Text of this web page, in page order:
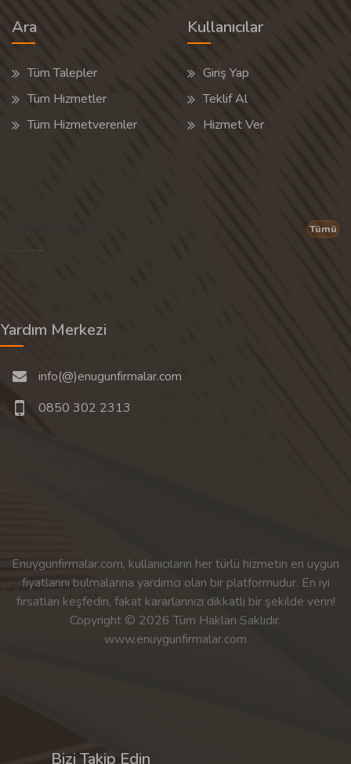
Ara
Tüm Talepler
Tüm Hizmetler
Tüm Hizmetverenler
Kullanıcılar
Giriş Yap
Teklif Al
Hizmet Ver
Tümü
Yardım Merkezi
info(@)enugunfirmalar.com
0850 302 2313
Enuygunfirmalar.com, kullanıcıların her türlü hizmetin en uygun
fiyatlarını bulmalarına yardımcı olan bir platformudur. En iyi
fırsatları keşfedin, fakat kararlarınızı dikkatli bir şekilde verin!
Copyright © 2026 Tüm Hakları Saklıdır.
www.enuygunfirmalar.com
Bizi Takip Edin